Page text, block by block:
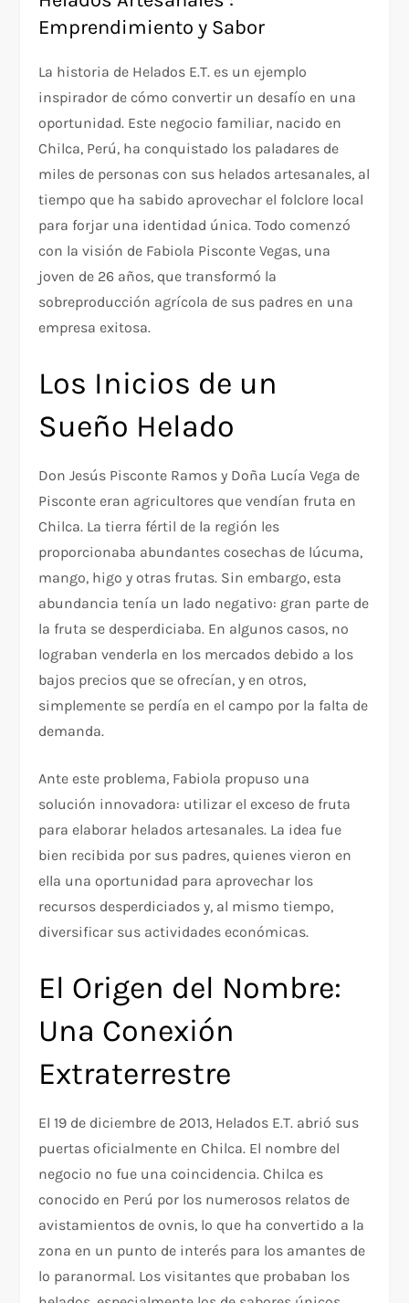
Emprendimiento y Sabor
La historia de Helados E.T. es un ejemplo
inspirador de cómo convertir un desafío en una
oportunidad. Este negocio familiar, nacido en
Chilca, Perú, ha conquistado los paladares de
miles de personas con sus helados artesanales, al
tiempo que ha sabido aprovechar el folclore local
para forjar una identidad única. Todo comenzó
con la visión de Fabiola Pisconte Vegas, una
joven de 26 años, que transformó la
sobreproducción agrícola de sus padres en una
empresa exitosa.
Los Inicios de un
Sueño Helado
Don Jesús Pisconte Ramos y Doña Lucía Vega de
Pisconte eran agricultores que vendían fruta en
Chilca. La tierra fértil de la región les
proporcionaba abundantes cosechas de lúcuma,
mango, higo y otras frutas. Sin embargo, esta
abundancia tenía un lado negativo: gran parte de
la fruta se desperdiciaba. En algunos casos, no
lograban venderla en los mercados debido a los
bajos precios que se ofrecían, y en otros,
simplemente se perdía en el campo por la falta de
demanda.
Ante este problema, Fabiola propuso una
solución innovadora: utilizar el exceso de fruta
para elaborar helados artesanales. La idea fue
bien recibida por sus padres, quienes vieron en
ella una oportunidad para aprovechar los
recursos desperdiciados y, al mismo tiempo,
diversificar sus actividades económicas.
El Origen del Nombre:
Una Conexión
Extraterrestre
El 19 de diciembre de 2013, Helados E.T. abrió sus
puertas oficialmente en Chilca. El nombre del
negocio no fue una coincidencia. Chilca es
conocido en Perú por los numerosos relatos de
avistamientos de ovnis, lo que ha convertido a la
zona en un punto de interés para los amantes de
lo paranormal. Los visitantes que probaban los